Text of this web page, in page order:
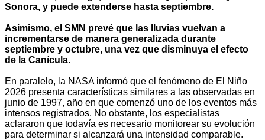
Sonora, y puede extenderse hasta septiembre.
Asimismo, el SMN prevé que las lluvias vuelvan a
incrementarse de manera generalizada durante
septiembre y octubre, una vez que disminuya el efecto
de la Canícula.
En paralelo, la NASA informó que el fenómeno de El Niño
2026 presenta características similares a las observadas en
junio de 1997, año en que comenzó uno de los eventos más
intensos registrados. No obstante, los especialistas
aclararon que todavía es necesario monitorear su evolución
para determinar si alcanzará una intensidad comparable.